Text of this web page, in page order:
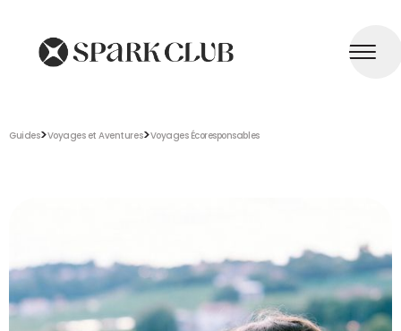
Guides>Voyages et Aventures>Voyages Écoresponsables